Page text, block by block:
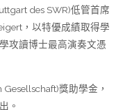
des SWR)低管首席
，以特優成績取得學
攻讀博士最高演奏文憑
獎助學金，
。